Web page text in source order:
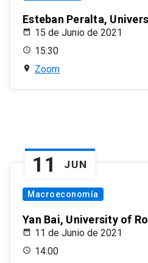
Esteban Peralta,
15 de Junio de 2021
15:30
Zoom
11 JUN
Macroeconomía
Yan Bai, University of
11 de Junio de 2021
14:00